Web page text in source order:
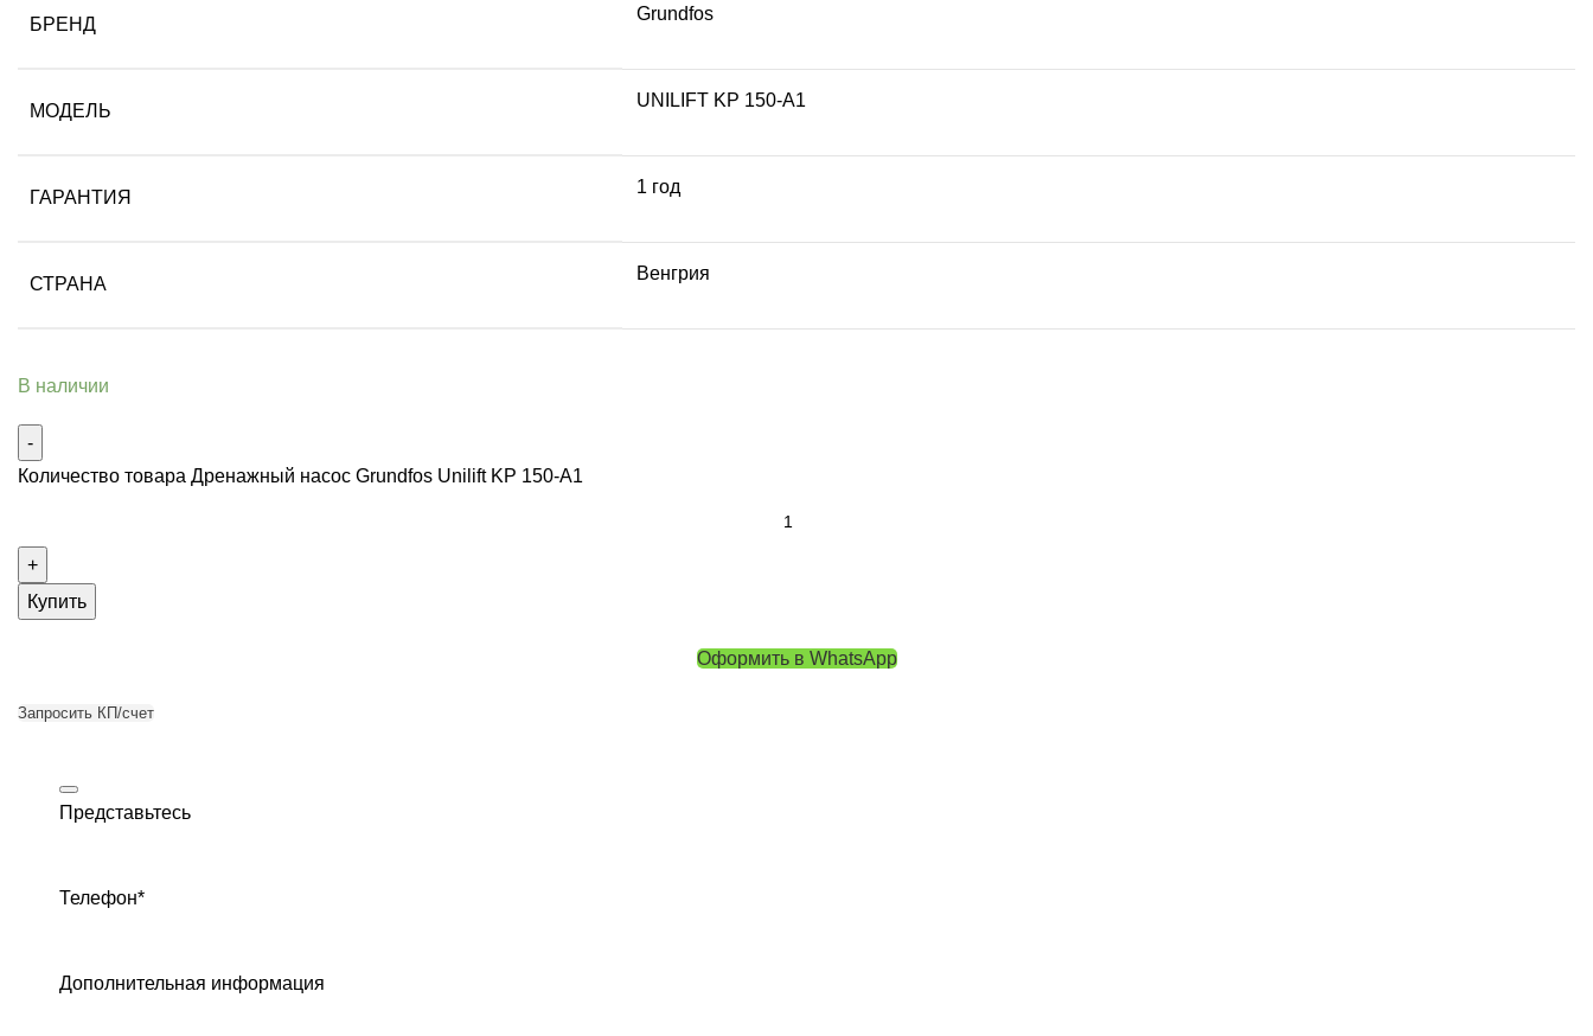
БРЕНД
Grundfos
МОДЕЛЬ
UNILIFT KP 150-A1
ГАРАНТИЯ
1 год
СТРАНА
Венгрия
В наличии
Количество товара Дренажный насос Grundfos Unilift KP 150-A1
Купить
Оформить в WhatsApp
Запросить КП/счет
Представьтесь
Телефон*
Дополнительная информация